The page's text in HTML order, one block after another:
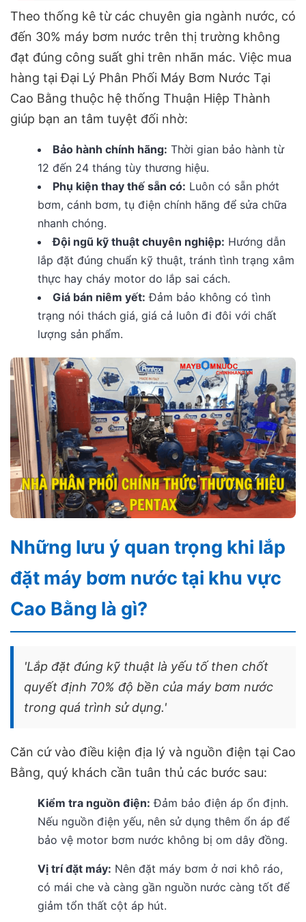
Theo thống kê từ các chuyên gia ngành nước, có
đến 30% máy bơm nước trên thị trường không
đạt đúng công suất ghi trên nhãn mác. Việc mua
hàng tại Đại Lý Phân Phối Máy Bơm Nước Tại
Cao Bằng thuộc hệ thống Thuận Hiệp Thành
giúp bạn an tâm tuyệt đối nhờ:
Bảo hành chính hãng: Thời gian bảo hành từ
12 đến 24 tháng tùy thương hiệu.
Phụ kiện thay thế sẵn có: Luôn có sẵn phớt
bơm, cánh bơm, tụ điện chính hãng để sửa chữa
nhanh chóng.
Đội ngũ kỹ thuật chuyên nghiệp: Hướng dẫn
lắp đặt đúng chuẩn kỹ thuật, tránh tình trạng xâm
thực hay cháy motor do lắp sai cách.
Giá bán niêm yết: Đảm bảo không có tình
trạng nói thách giá, giá cả luôn đi đôi với chất
lượng sản phẩm.
Những lưu ý quan trọng khi lắp
đặt máy bơm nước tại khu vực
Cao Bằng là gì?
'Lắp đặt đúng kỹ thuật là yếu tố then chốt
quyết định 70% độ bền của máy bơm nước
trong quá trình sử dụng.'
Căn cứ vào điều kiện địa lý và nguồn điện tại Cao
Bằng, quý khách cần tuân thủ các bước sau:
Kiểm tra nguồn điện: Đảm bảo điện áp ổn định.
Nếu nguồn điện yếu, nên sử dụng thêm ổn áp để
bảo vệ motor bơm nước không bị om dây đồng.
Vị trí đặt máy: Nên đặt máy bơm ở nơi khô ráo,
có mái che và càng gần nguồn nước càng tốt để
giảm tổn thất cột áp hút.